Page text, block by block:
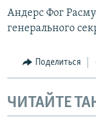
Андерс Фог
генерального
Поделиться
ЧИТАЙТЕ